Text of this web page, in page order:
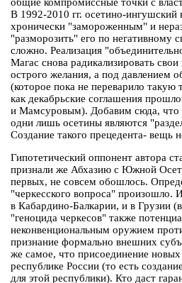
В 1992-2010 гг. осетино-ингушский
хронически "замороженным" и
"разморозить" его по негативному
сложно. Реализация
Магас снова радикализировать
острого желания, а под давлением
(которое пока не переварило
как декабрьские соглашения
и Мамсуровым). Добавим сюда, что
одни лишь осетины являются
Создание такого прецедента- вещь
Гипотетический оппонент автора
признали же Абхазию с Южной
первых, не совсем обошлось.
"черкесского вопроса" произошло.
в Кабардино-Балкарии, и в Грузии
"геноцида черкесов" также
неконвенциональным оружием
признание формально внешних
же самое, что присоединение
республике России (то есть
для этой республики). Кто даст